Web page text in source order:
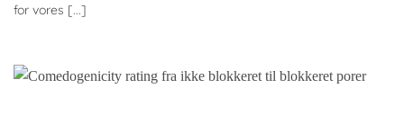
for vores [...]